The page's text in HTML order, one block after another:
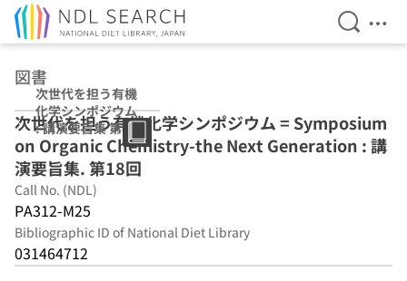
Open
図書
次世代を担う有機
化学シンポジウム
: 講演要旨集 第18
回
次世代を担う有機化学シンポジウム = Symposium
on Organic Chemistry-the Next Generation : 講
演要旨集. 第18回
Call No. (NDL)
PA312-M25
Bibliographic ID of National Diet Library
031464712